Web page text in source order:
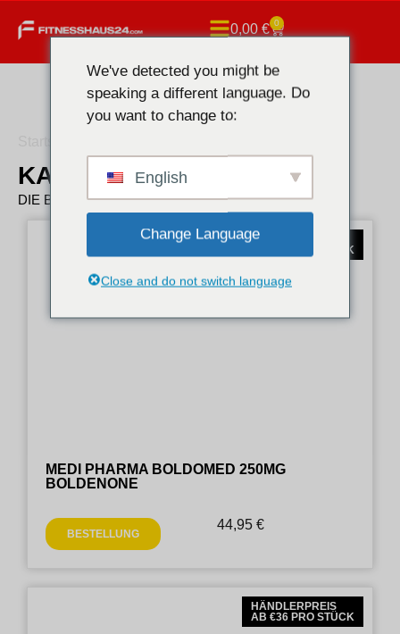
0,00€ 0
KAUFEN MEDI PHARMA
DIE BESTEN MEDI PHARMA
HÄNDLERPREIS
AB €18 PRO STÜCK
MEDI PHARMA BOLDOMED 250MG
BOLDENONE
BESTELLUNG
44,95 €
HÄNDLERPREIS
AB €36 PRO STÜCK
We've detected you might be
speaking a different language. Do
you want to change to:
English
Change Language
Close and do not switch language